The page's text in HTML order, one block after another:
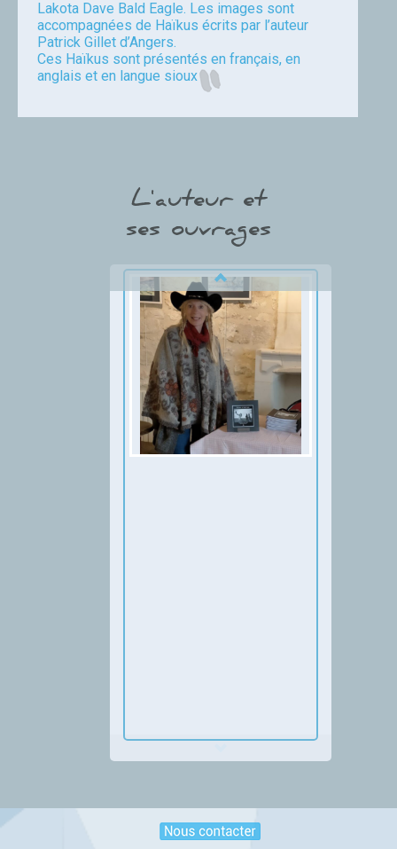
Lakota Dave Bald Eagle. Les images sont
accompagnées de Haïkus écrits par l’auteur
Patrick Gillet d’Angers.
Ces Haïkus sont présentés en français, en
anglais et en langue sioux
L'auteur et
ses ouvrages